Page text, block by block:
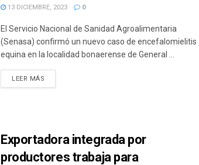
13 DICIEMBRE, 2023 0
El Servicio Nacional de Sanidad Agroalimentaria
(Senasa) confirmó un nuevo caso de encefalomielitis
equina en la localidad bonaerense de General ...
LEER MÁS
Exportadora integrada por
productores trabaja para